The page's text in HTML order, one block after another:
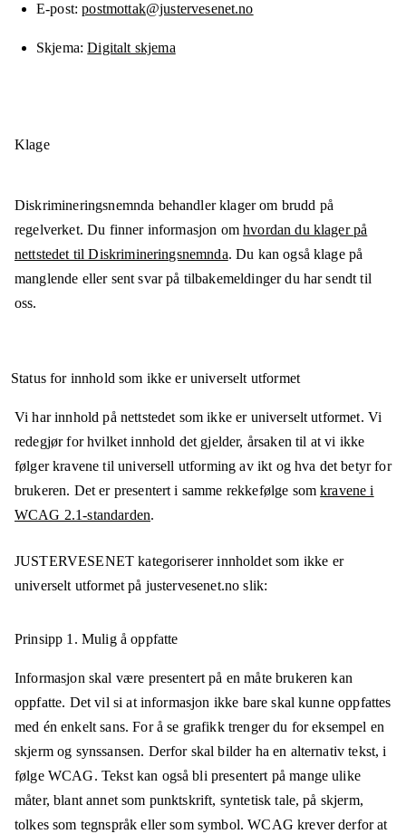
E-post postmottak@justervesenet.no
Skjema Digitalt skjema
Klage
Diskrimineringsnemnda behandler klager om brudd på
regelverket. Du finner informasjon omhvordan du klager på
nettstedet til Diskrimineringsnemnda. Du kan også klage på
manglende eller sent svar på tilbakemeldinger du har sendt til
oss.
Status for innhold som ikke er universelt utformet
Vi har innhold på nettstedet som ikke er universelt utformet. Vi
redegjør for hvilket innhold det gjelder, årsaken til at vi ikke
følger kravene til universell utforming av ikt og hva det betyr for
brukeren. Det er presentert i samme rekkefølge somkravene i
WCAG 2.1-standarden.
JUSTERVESENET kategoriserer innholdet som ikke er
universelt utformet på justervesenet.no slik:
Prinsipp 1. Mulig å oppfatte
Informasjon skal være presentert på en måte brukeren kan
oppfatte. Det vil si at informasjon ikke bare skal kunne oppfattes
med én enkelt sans. For å se grafikk trenger du for eksempel en
skjerm og synssansen. Derfor skal bilder ha en alternativ tekst, i
følge WCAG. Tekst kan også bli presentert på mange ulike
måter, blant annet som punktskrift, syntetisk tale, på skjerm,
tolkes som tegnspråk eller som symbol. WCAG krever derfor at